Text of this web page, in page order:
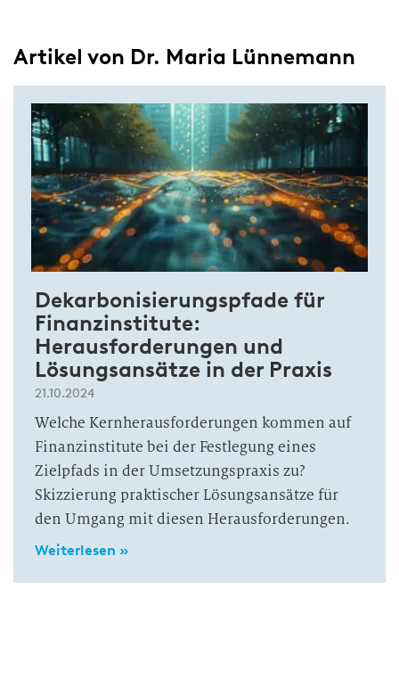
Artikel von Dr. Maria Lünnemann
Dekarbonisierungspfade für
Finanzinstitute:
Herausforderungen und
Lösungsansätze in der Praxis
21.10.2024
Welche Kernherausforderungen kommen auf
Finanzinstitute bei der Festlegung eines
Zielpfads in der Umsetzungspraxis zu?
Skizzierung praktischer Lösungsansätze für
den Umgang mit diesen Herausforderungen.
Weiterlesen »